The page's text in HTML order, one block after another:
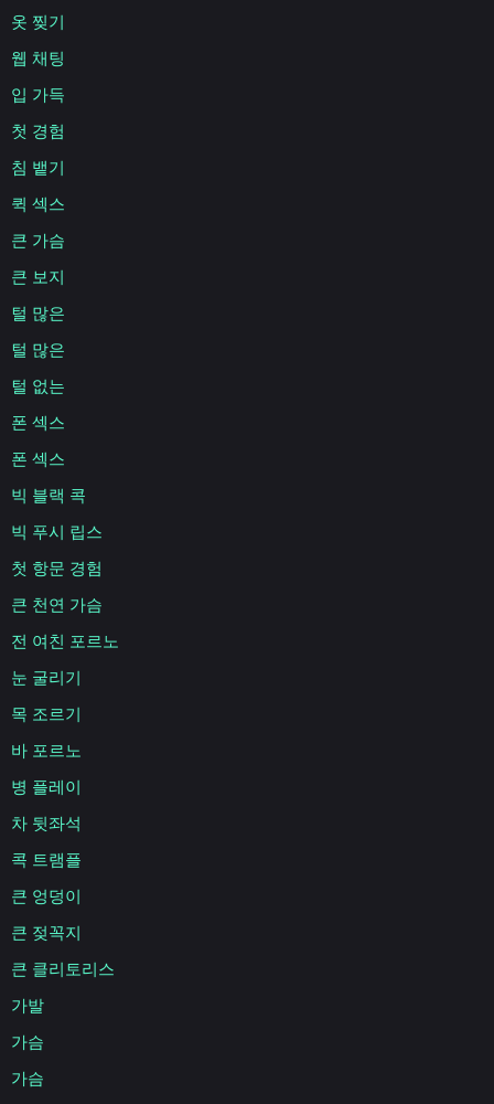
옷 찢기
웹 채팅
입 가득
첫 경험
침 뱉기
퀵 섹스
큰 가슴
큰 보지
털 많은
털 많은
털 없는
폰 섹스
폰 섹스
빅 블랙 콕
빅 푸시 립스
첫 항문 경험
큰 천연 가슴
전 여친 포르노
눈 굴리기
목 조르기
바 포르노
병 플레이
차 뒷좌석
콕 트램플
큰 엉덩이
큰 젖꼭지
큰 클리토리스
가발
가슴
가슴